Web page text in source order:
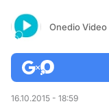
Onedio Video
16.10.2015 - 18:59